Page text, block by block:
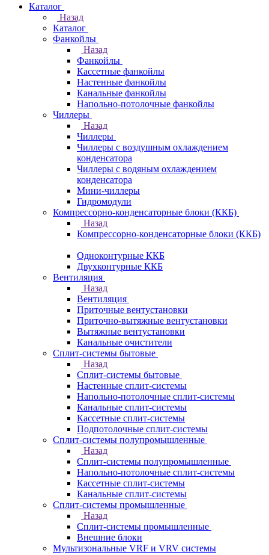
Каталог
Назад
Каталог
Фанкойлы
Назад
Фанкойлы
Кассетные фанкойлы
Настенные фанкойлы
Канальные фанкойлы
Напольно-потолочные фанкойлы
Чиллеры
Назад
Чиллеры
Чиллеры с воздушным охлаждением
конденсатора
Чиллеры с водяным охлаждением
конденсатора
Мини-чиллеры
Гидромодули
Компрессорно-конденсаторные блоки (ККБ)
Назад
Компрессорно-конденсаторные блоки (ККБ)
Одноконтурные ККБ
Двухконтурные ККБ
Вентиляция
Назад
Вентиляция
Приточные вентустановки
Приточно-вытяжные вентустановки
Вытяжные вентустановки
Канальные очистители
Сплит-системы бытовые
Назад
Сплит-системы бытовые
Настенные сплит-системы
Напольно-потолочные сплит-системы
Канальные сплит-системы
Кассетные сплит-системы
Подпотолочные сплит-системы
Сплит-системы полупромышленные
Назад
Сплит-системы полупромышленные
Напольно-потолочные сплит-системы
Кассетные сплит-системы
Канальные сплит-системы
Сплит-системы промышленные
Назад
Сплит-системы промышленные
Внешние блоки
Мультизональные VRF и VRV системы